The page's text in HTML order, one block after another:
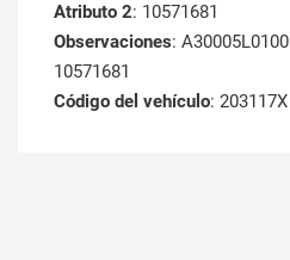
Atributo 2: 10571681
Observaciones: A30005L0100
10571681
Código del vehículo: 203117X